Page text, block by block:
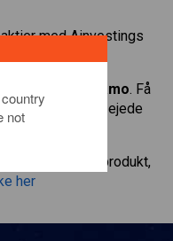
med Ainvestings
Ferragamo. Få
hvis du selv ejede
investeringsprodukt,
her
not